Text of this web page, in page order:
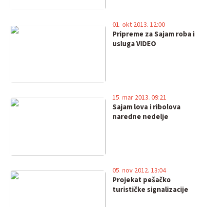
Pripreme za Sajam roba i
usluga VIDEO
01. okt 2013. 12:00
Sajam lova i ribolova
naredne nedelje
15. mar 2013. 09:21
Projekat pešačko
turističke signalizacije
05. nov 2012. 13:04